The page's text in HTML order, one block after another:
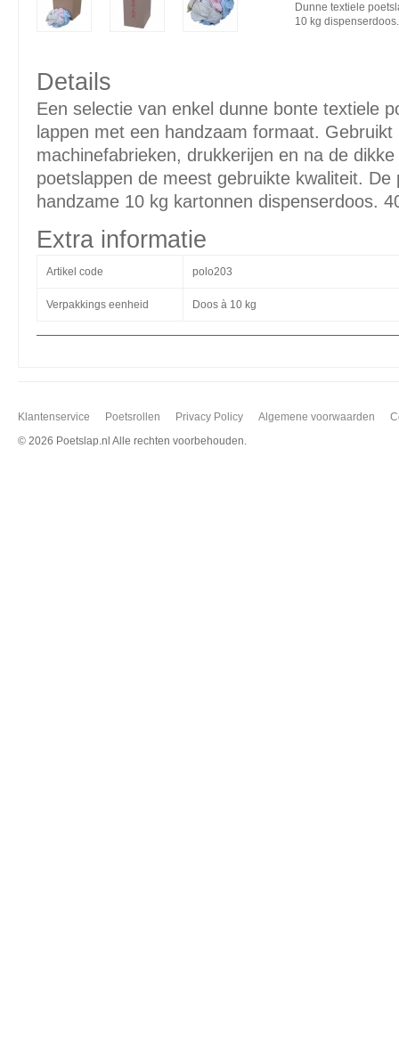
Dunne textiele
10 kg dispenserdoos.
Details
Een selectie van enkel dunne bonte textiele
lappen met een handzaam formaat.
machinefabrieken, drukkerijen en na de
poetslappen de meest gebruikte kwaliteit.
handzame 10 kg kartonnen dispenserdoos.
Extra informatie
Artikel code polo203
Verpakkings eenheid Doos à 10 kg
Klantenservice Poetsrollen Privacy Policy Algemene voorwaarden
© 2026 Poetslap.nl Alle rechten voorbehouden.